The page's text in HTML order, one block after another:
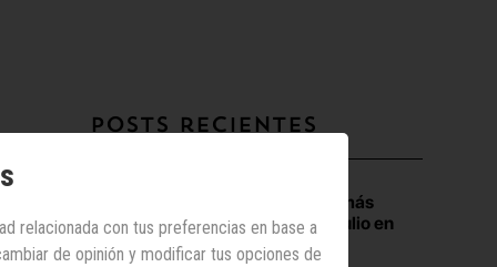
Posts recientes
Las campañas más
vistas durante julio en
Anuncios.com
relacionada con tus preferencias en base a
de opinión y modificar tus opciones de